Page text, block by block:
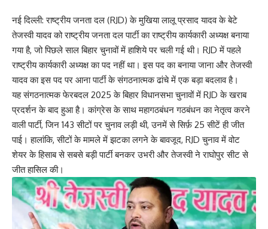
नई दिल्ली: राष्ट्रीय जनता दल (RJD) के मुखियालालू प्रसाद यादवके बेटे
तेजस्वी यादव को राष्ट्रीय जनता दल पार्टी का राष्ट्रीय कार्यकारी अध्यक्ष बनाया
गया है, जो पिछले साल बिहार चुनावों में हाशिये पर चली गई थी। RJD में पहले
राष्ट्रीय कार्यकारी अध्यक्ष का पद नहीं था। इस पद का बनाया जाना और तेजस्वी
यादव का इस पद पर आना पार्टी के संगठनात्मक ढांचे में एक बड़ा बदलाव है।
यह संगठनात्मक फेरबदल 2025 के बिहार विधानसभा चुनावों में RJD के खराब
प्रदर्शन के बाद हुआ है। कांग्रेस के साथ महागठबंधन गठबंधन का नेतृत्व करने
वाली पार्टी, जिन 143 सीटों पर चुनाव लड़ी थी, उनमें से सिर्फ़ 25 सीटें ही जीत
पाई। हालांकि, सीटों के मामले में झटका लगने के बावजूद, RJD चुनाव में वोट
शेयर के हिसाब से सबसे बड़ी पार्टी बनकर उभरी और तेजस्वी ने राघोपुर सीट से
जीत हासिल की।